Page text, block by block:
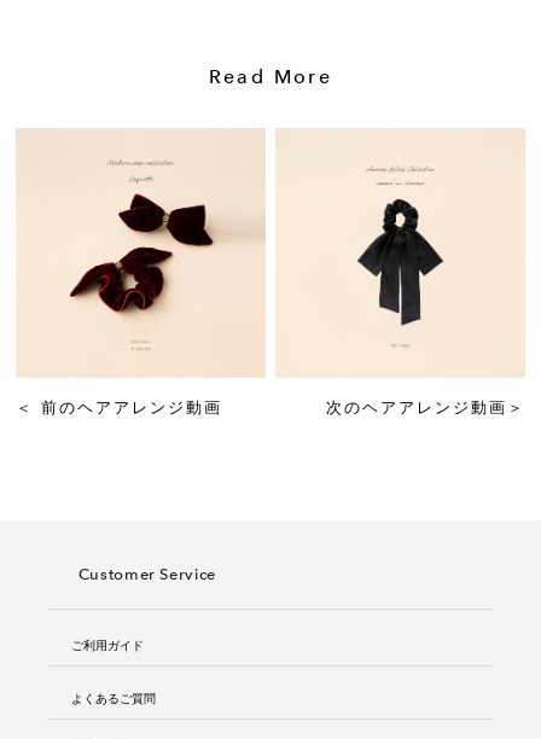
Read More
＜ 前のヘアアレンジ動画 次のヘアアレンジ動画 ＞
Customer Service
ご利用ガイド
よくあるご質問